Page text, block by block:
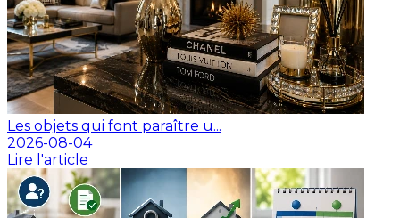
Les objets qui font paraître u...
2026-08-04
Lire l'article